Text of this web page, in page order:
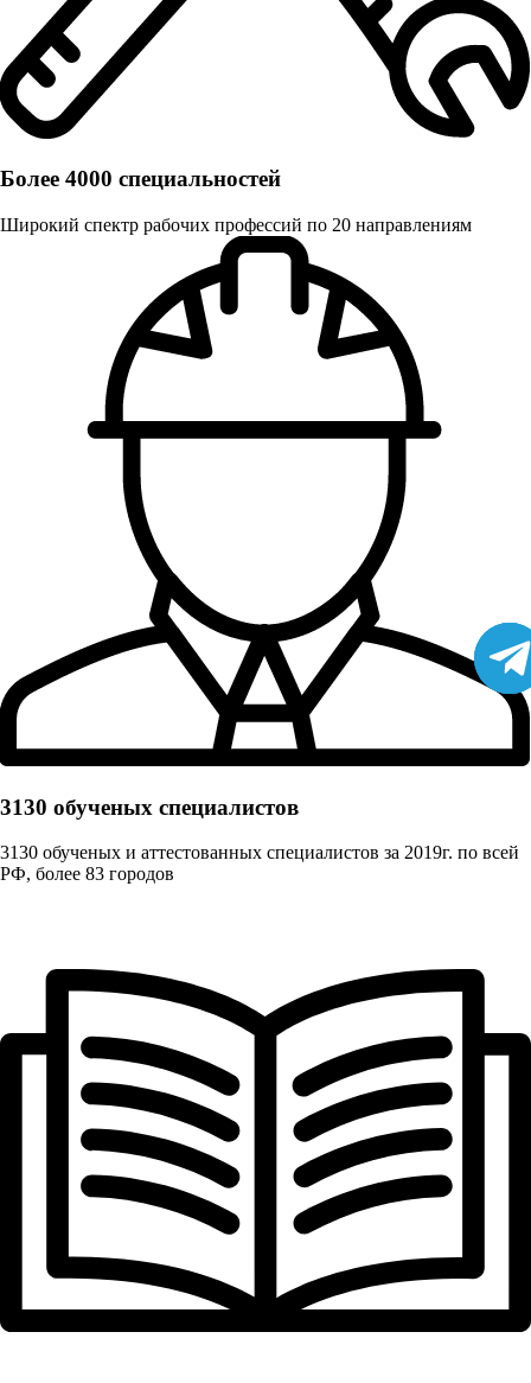
Более 4000 специальностей
Широкий спектр рабочих профессий по 20 направлениям
3130 обученых cпециалистов
3130 обученых и аттестованных специалистов за 2019г. по всей
РФ, более 83 городов